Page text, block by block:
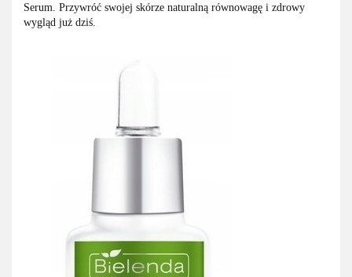
Serum. Przywróć swojej skórze naturalną równowagę i zdrowy
wygląd już dziś.